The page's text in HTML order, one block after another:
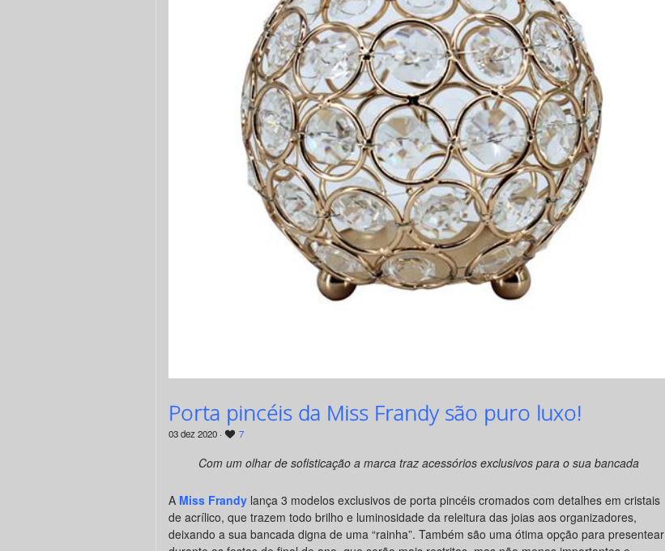
Porta pincéis da Miss Frandy são puro luxo!
03 dez 2020 · 7
Com um olhar de sofisticação a marca traz acessórios exclusivos para o sua bancada
A Miss Frandy lança 3 modelos exclusivos de porta pincéis cromados com detalhes em cristais
de acrílico, que trazem todo brilho e luminosidade da releitura das joias aos organizadores,
deixando a sua bancada digna de uma “rainha”. Também são uma ótima opção para presentear